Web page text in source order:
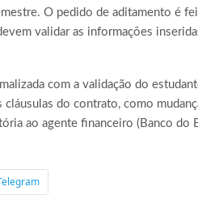
O pedido de aditamento é
validar as informações
com a validação do
do contrato, como
ao agente financeiro (Banco do